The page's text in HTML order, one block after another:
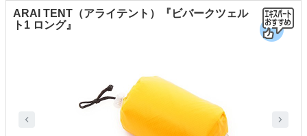
ARAI TENT（アライテント）『ビバークツェル
ト1 ロング』